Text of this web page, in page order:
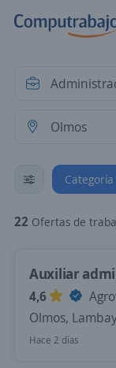
Categoría
22 Ofertas de trabajo de
Auxiliar
4,6
Olmos,
Hace 2 días